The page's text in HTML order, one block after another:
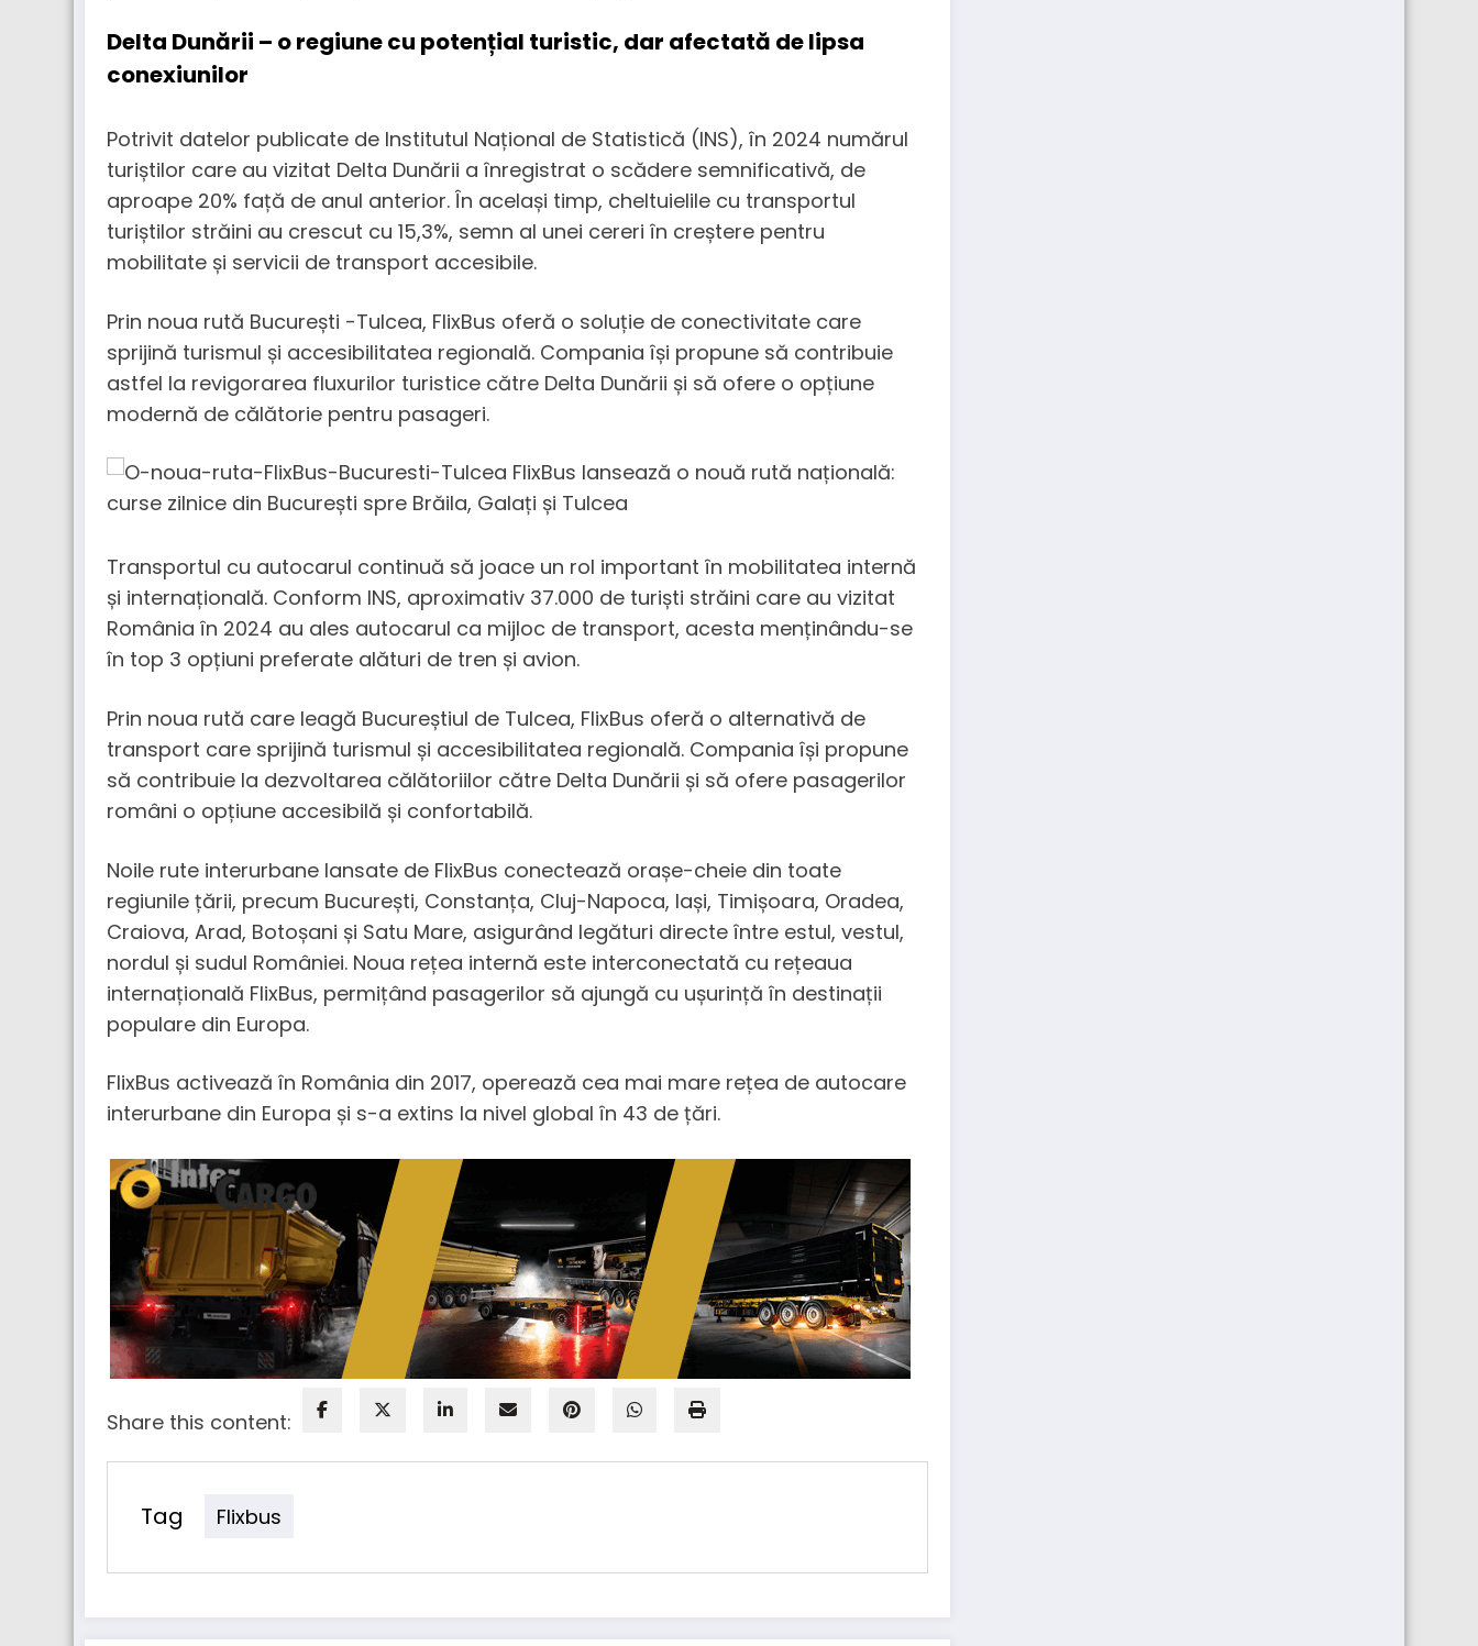
Delta Dunării – o regiune cu potențial turistic, dar afectată de lipsa
conexiunilor
Potrivit datelor publicate de Institutul Național de Statistică (INS), în 2024 numărul
turiștilor care au vizitat Delta Dunării a înregistrat o scădere semnificativă, de
aproape 20% față de anul anterior. În același timp, cheltuielile cu transportul
turiștilor străini au crescut cu 15,3%, semn al unei cereri în creștere pentru
mobilitate și servicii de transport accesibile.
Prin noua rută București -Tulcea, FlixBus oferă o soluție de conectivitate care
sprijină turismul și accesibilitatea regională. Compania își propune să contribuie
astfel la revigorarea fluxurilor turistice către Delta Dunării și să ofere o opțiune
modernă de călătorie pentru pasageri.
Transportul cu autocarul continuă să joace un rol important în mobilitatea internă
și internațională. Conform INS, aproximativ 37.000 de turiști străini care au vizitat
România în 2024 au ales autocarul ca mijloc de transport, acesta menținându-se
în top 3 opțiuni preferate alături de tren și avion.
Prin noua rută care leagă Bucureștiul de Tulcea, FlixBus oferă o alternativă de
transport care sprijină turismul și accesibilitatea regională. Compania își propune
să contribuie la dezvoltarea călătoriilor către Delta Dunării și să ofere pasagerilor
români o opțiune accesibilă și confortabilă.
Noile rute interurbane lansate de FlixBus conectează orașe-cheie din toate
regiunile țării, precum București, Constanța, Cluj-Napoca, Iași, Timișoara, Oradea,
Craiova, Arad, Botoșani și Satu Mare, asigurând legături directe între estul, vestul,
nordul și sudul României. Noua rețea internă este interconectată cu rețeaua
internațională FlixBus, permițând pasagerilor să ajungă cu ușurință în destinații
populare din Europa.
FlixBus activează în România din 2017, operează cea mai mare rețea de autocare
interurbane din Europa și s-a extins la nivel global în 43 de țări.
Share this content:
Tag Flixbus